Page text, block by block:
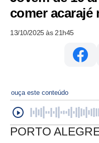
comer acarajé
13/10/2025 às 21h45
ouça este conteúdo
PORTO